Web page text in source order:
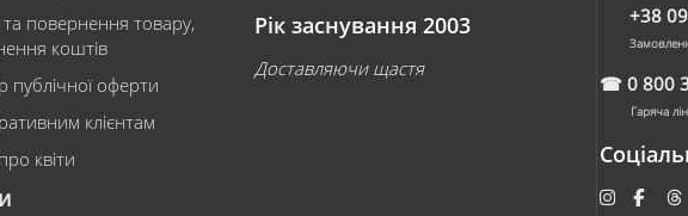
та повернення товару,
коштів
публічної оферти
клієнтам
квіти
Рік заснування 2003
Доставляючи щастя
+38
☎ 0 800
Гаряча